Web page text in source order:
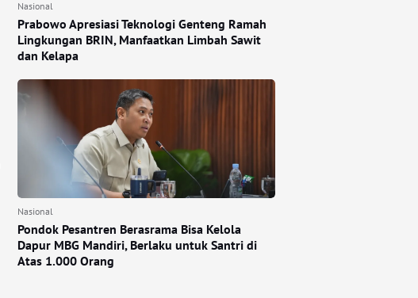
Nasional
Prabowo Apresiasi Teknologi Genteng Ramah
Lingkungan BRIN, Manfaatkan Limbah Sawit
dan Kelapa
Nasional
Pondok Pesantren Berasrama Bisa Kelola
Dapur MBG Mandiri, Berlaku untuk Santri di
Atas 1.000 Orang